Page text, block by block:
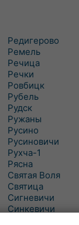
Редигерово
Ремель
Речица
Речки
Ровбицк
Рубель
Рудск
Ружаны
Русино
Русиновичи
Рухча-1
Рясна
Святая Воля
Святица
Сигневичи
Синкевичи